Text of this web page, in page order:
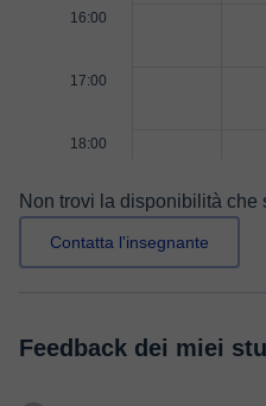
16:00
17:00
18:00
Non trovi la disponibilità che
Contatta l'insegnante
Feedback dei miei